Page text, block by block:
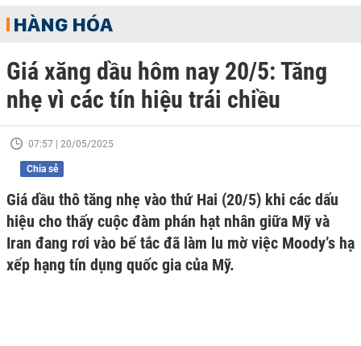
HÀNG HÓA
Giá xăng dầu hôm nay 20/5: Tăng
nhẹ vì các tín hiệu trái chiều
07:57 | 20/05/2025
Chia sẻ
Giá dầu thô tăng nhẹ vào thứ Hai (20/5) khi các dấu
hiệu cho thấy cuộc đàm phán hạt nhân giữa Mỹ và
Iran đang rơi vào bế tắc đã làm lu mờ việc Moody’s hạ
xếp hạng tín dụng quốc gia của Mỹ.